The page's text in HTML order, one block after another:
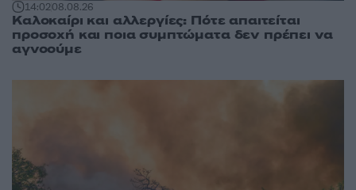
14:0208.08.26
Καλοκαίρι και αλλεργίες: Πότε απαιτείται
προσοχή και ποια συμπτώματα δεν πρέπει να
αγνοούμε